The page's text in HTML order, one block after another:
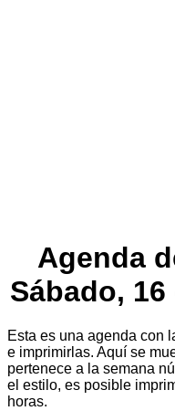
Agenda
Sábado,
Esta es una agenda con
e imprimirlas. Aquí se
pertenece a la semana
el estilo, es posible
horas.